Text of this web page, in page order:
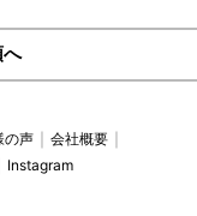
の声
会社概要
Instagram